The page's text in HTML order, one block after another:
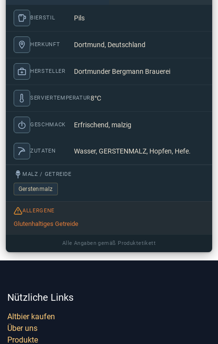
BIERSTIL Pils
HERKUNFT Dortmund, Deutschland
HERSTELLER Dortmunder Bergmann Brauerei
SERVIERTEMPERATUR8°C
GESCHMACK Erfrischend, malzig
ZUTATEN Wasser, GERSTENMALZ, Hopfen, Hefe.
MALZ / GETREIDE
Gerstenmalz
ALLERGENE
Glutenhaltiges Getreide
Alle Angaben gemäß Produktetikett
Nützliche Links
Altbier kaufen
Über uns
Produkte